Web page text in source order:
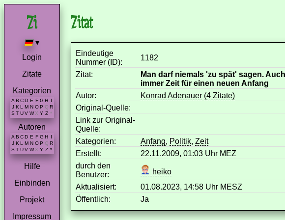
▾
Login
Zitate
Kategorien
A B C D E F G H I
J K L M N O P Q R
S T U V W X Y Z *
Autoren
A B C D E F G H
J K L M N O P Q R
S T U V W X Y Z *
Hilfe
Einbinden
Projekt
Impressum
Zitat
Eindeutige
Nummer (ID):
1182
Zitat:
Man darf niemals 'zu spät' sagen.
immer Zeit für einen neuen Anfang
Autor:
Konrad Adenauer (4 Zitate)
Original-Quelle:
Link zur Original-
Quelle:
Kategorien:
Anfang, Politik, Zeit
Erstellt:
22.11.2009, 01:03 Uhr MEZ
durch den
Benutzer:
heiko
Aktualisiert:
01.08.2023, 14:58 Uhr MESZ
Öffentlich:
Ja